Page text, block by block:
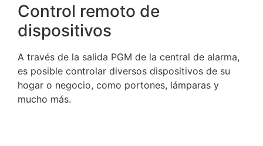
Control remoto de
dispositivos
A través de la salida PGM de la central de alarma,
es posible controlar diversos dispositivos de su
hogar o negocio, como portones, lámparas y
mucho más.